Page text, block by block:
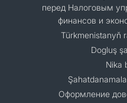
перед Налоговым
финансов и
Türkmenistanyň
Dogluş
Nika
Оформление